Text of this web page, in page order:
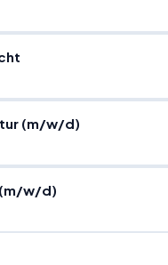
(m/w/d)
/w/d)